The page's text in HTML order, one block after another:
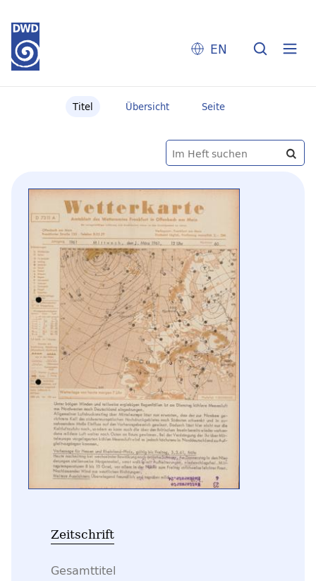
EN
Titel Übersicht Seite
Zeitschrift
Gesamttitel